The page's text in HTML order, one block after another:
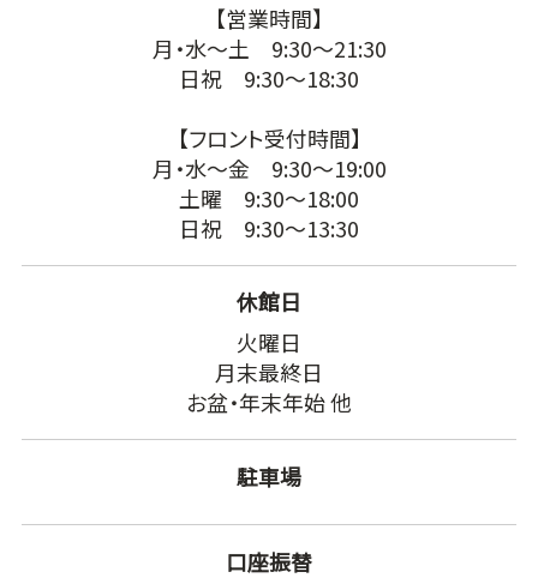
【営業時間】
月・水～土 9:30～21:30
日祝 9:30～18:30
【フロント受付時間】
月・水～金 9:30～19:00
土曜 9:30～18:00
日祝 9:30～13:30
休館日
火曜日
月末最終日
お盆・年末年始 他
駐車場
口座振替